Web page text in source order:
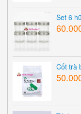
Set 6
Cốt trà